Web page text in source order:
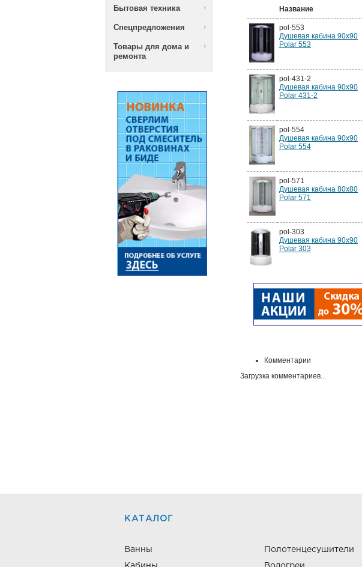
Бытовая техника
Спецпредложения
Товары для дома и
ремонта
Название
pol-553
Душевая кабина 90х90
Polar 553
pol-431-2
Душевая кабина 90х90
Polar 431-2
pol-554
Душевая кабина 90х90
Polar 554
pol-571
Душевая кабина 80х80
Polar 571
pol-303
Душевая кабина 90х90
Polar 303
Комментарии
Загрузка комментариев...
КАТАЛОГ
Ванны Полотенцесушители